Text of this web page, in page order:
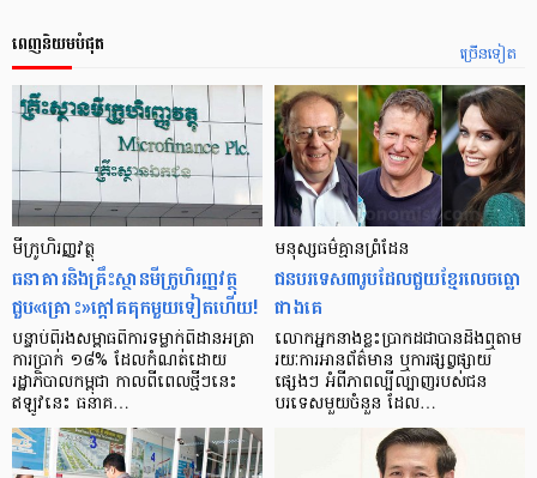
ច្រើនទៀត
ពេញនិយមបំផុត
មីក្រូ​ហិរញ្ញវត្ថុ
ធនាគារ​និង​គ្រឹះស្ថាន​មីក្រូ​ហិរញ្ញវត្ថុ​
ជួប«គ្រោះ»ក្តៅ​គគុក​មួយ​ទៀត​ហើយ!
បន្ទាប់​ពី​រង​សម្ពាធ​​ពី​ការ​ទម្លាក់​ពិដាន​អត្រា​
ការ​ប្រាក់ ១៨​% ដែល​កំណត់​ដោយ​
រដ្ឋាភិបាល​កម្ពុជា កាល​ពី​ពេល​ថ្មីៗ​នេះ
ឥឡូវ​នេះ ធនាគ…
មនុស្ស​ធម៌​គ្មាន​ព្រំដែន
ជន​បរទេស​៣​រូប​ដែល​ជួយ​ខ្មែរ​លេច​ធ្លោ​
ជាង​គេ
លោកអ្នក​នាង​ខ្លះ​ប្រាកដ​ជា​បាន​​ដឹង​ឮ​តាម​
រយៈ​ការ​អាន​ព័ត៌មាន ឬ​ការ​ផ្សព្វផ្សាយ​
ផ្សេងៗ អំពី​ភាព​ល្បីល្បាញ​របស់​ជន​
បរទេស​មួយ​ចំនួន ដែល…